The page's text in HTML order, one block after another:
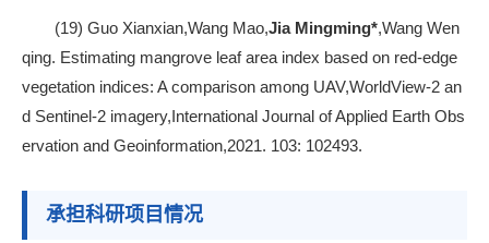
(19) Guo Xianxian,Wang Mao,Jia Mingming*,Wang Wen
qing. Estimating mangrove leaf area index based on red-edge
vegetation indices: A comparison among UAV,WorldView-2 an
d Sentinel-2 imagery,International Journal of Applied Earth Obs
ervation and Geoinformation,2021. 103: 102493.
承担科研项目情况